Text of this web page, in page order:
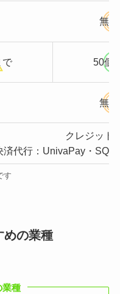
無
で 50個
無
クレジット
済代行：UnivaPay・
す
めの業種
業種